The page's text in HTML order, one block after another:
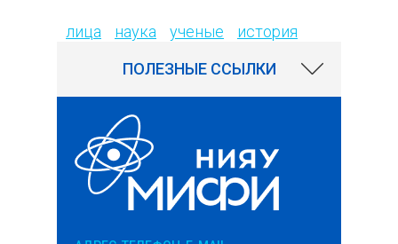
лица наука ученые
история
ПОЛЕЗНЫЕ ССЫЛКИ